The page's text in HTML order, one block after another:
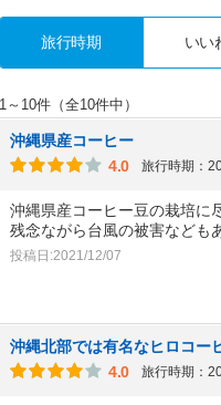
旅行時期 いい
1～10件（全10件中）
沖縄県産コーヒー
4.0
旅行時期：
沖縄県産コーヒー豆の栽培に
残念ながら台風の被害なども
投稿日:2021/12/07
沖縄北部では有名なヒロコー
4.0
旅行時期：